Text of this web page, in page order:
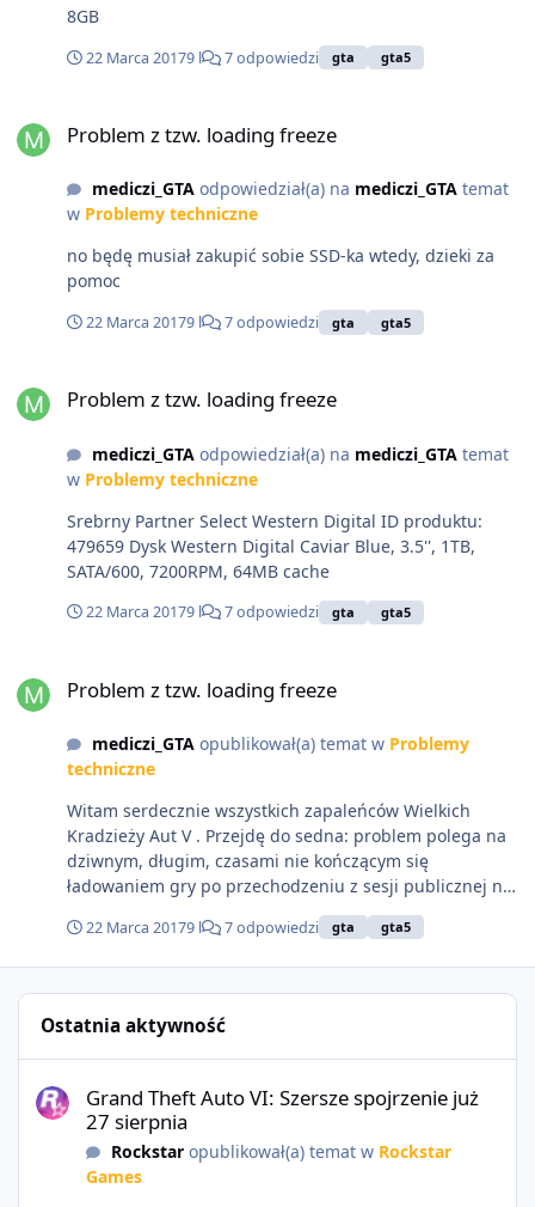
8GB
22 Marca 20179 l 7 odpowiedzi gta gta5
Problem z tzw. loading freeze
mediczi_GTAodpowiedział(a) na mediczi_GTAtemat
w Problemy techniczne
no będę musiał zakupić sobie SSD-ka wtedy, dzieki za
pomoc
22 Marca 20179 l 7 odpowiedzi gta gta5
Problem z tzw. loading freeze
mediczi_GTAodpowiedział(a) na mediczi_GTAtemat
w Problemy techniczne
Srebrny Partner Select Western Digital ID produktu:
479659 Dysk Western Digital Caviar Blue, 3.5'', 1TB,
SATA/600, 7200RPM, 64MB cache
22 Marca 20179 l 7 odpowiedzi gta gta5
Problem z tzw. loading freeze
mediczi_GTAopublikował(a) temat w Problemy
techniczne
Witam serdecznie wszystkich zapaleńców Wielkich
Kradzieży Aut V . Przejdę do sedna: problem polega na
dziwnym, długim, czasami nie kończącym się
ładowaniem gry po przechodzeniu z sesji publicznej na
misję oraz odwrotnie, kiedy np: osiągnięto maksymalną
ilość graczy i muszę wrócić na sesje publiczną... Gra
ogólnie pracuje, jedyny efekt jest taki że widzę kamerę z
wczytywanie....Czy ktoś wie dlaczego tak może być.
Dodam że gra działa na Wysokich detalach w 1080p,
internet mam również bardzo dobry. Nigdy żadnych
problemów z lagami itp...
22 Marca 20179 l 7 odpowiedzi gta gta5
Ostatnia aktywność
Grand Theft Auto VI: Szersze spojrzenie już
27 sierpnia
Rockstaropublikował(a) temat w Rockstar
Games